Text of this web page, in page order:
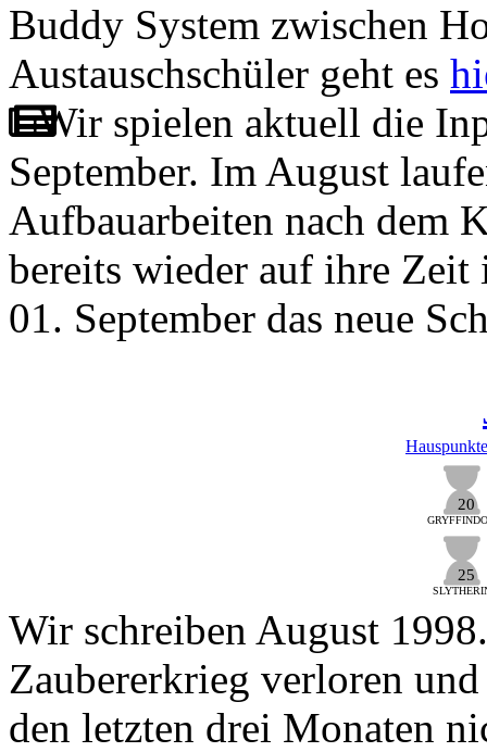
Buddy System zwischen
Austauschschüler geht es
Wir spielen aktuell die
September. Im August
Aufbauarbeiten nach dem
bereits wieder auf ihre
01. September das neue
Hauspunkte
20
25
Wir schreiben August
Zaubererkrieg verloren
den letzten drei Monaten